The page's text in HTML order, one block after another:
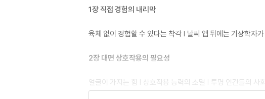
1장 직접 경험의 내리막
육체 없이 경험할 수 있다는 착각 | 날씨 앱 뒤에는 기상학자
2장 대면 상호작용의 필요성
얼굴이 가지는 힘 | 상호작용 능력의 소멸 | 투명 인간들의